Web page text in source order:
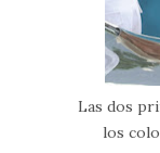
Las dos
los